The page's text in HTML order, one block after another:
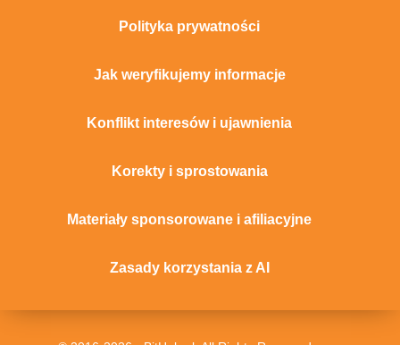
Polityka prywatności
Jak weryfikujemy informacje
Konflikt interesów i ujawnienia
Korekty i sprostowania
Materiały sponsorowane i afiliacyjne
Zasady korzystania z AI